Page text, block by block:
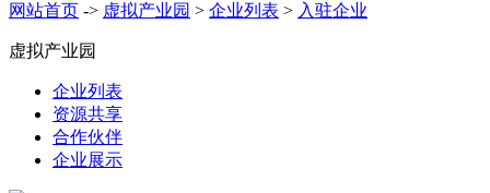
网站首页 -> 虚拟产业园 > 企业列表 > 入驻企业
虚拟产业园
企业列表
资源共享
合作伙伴
企业展示